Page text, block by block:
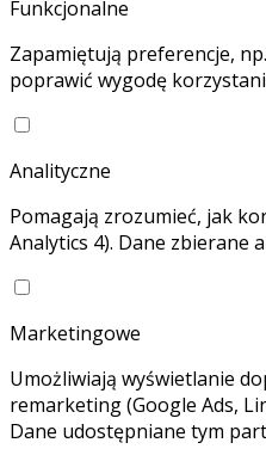
Funkcjonalne
Zapamiętują preferencje,
poprawić wygodę
Analityczne
Pomagają zrozumieć, jak
Analytics 4). Dane zbierane
Marketingowe
Umożliwiają wyświetlanie
remarketing (Google Ads,
Dane udostępniane tym